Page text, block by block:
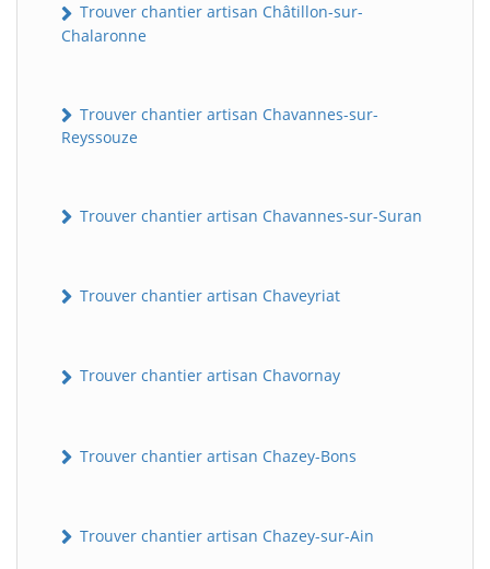
Trouver chantier artisan Châtillon-sur-
Chalaronne
Trouver chantier artisan Chavannes-sur-
Reyssouze
Trouver chantier artisan Chavannes-sur-Suran
Trouver chantier artisan Chaveyriat
Trouver chantier artisan Chavornay
Trouver chantier artisan Chazey-Bons
Trouver chantier artisan Chazey-sur-Ain